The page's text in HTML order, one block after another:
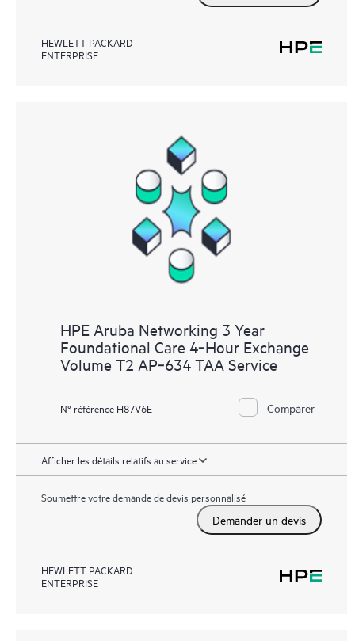
HEWLETT PACKARD
ENTERPRISE
HPE Aruba Networking 3 Year
Foundational Care 4‑Hour Exchange
Volume T2 AP‑634 TAA Service
N° référence H87V6E Comparer
Afficher les détails relatifs au service
Soumettre votre demande de devis personnalisé
Demander un devis
HEWLETT PACKARD
ENTERPRISE